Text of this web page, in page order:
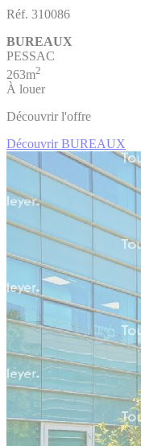
Réf. 310086
BUREAUX
PESSAC
263m2
À louer
Découvrir l'offre
Découvrir BUREAUX